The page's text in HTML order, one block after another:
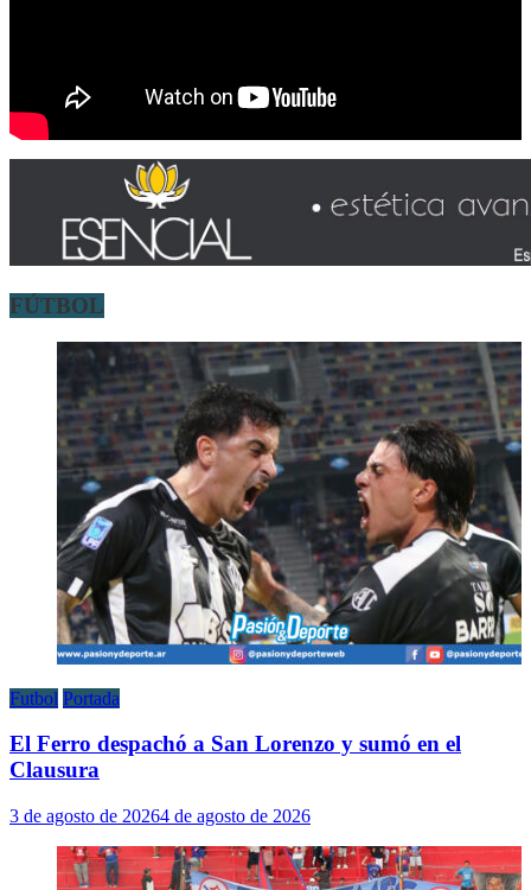
FÚTBOL
Futbol Portada
El Ferro despachó a San Lorenzo y sumó en el
Clausura
3 de agosto de 20264 de agosto de 2026